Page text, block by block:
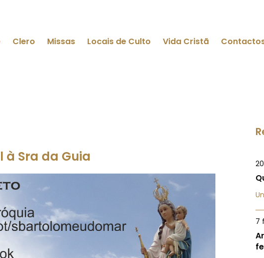
Clero Missas Locais de Culto Vida Cristã
à Sra da Guia
7